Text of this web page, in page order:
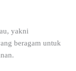
yakni
beragam untuk